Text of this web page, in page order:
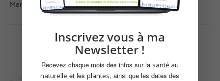
Marignane
Inscrivez vous à ma
Newsletter !
Recevez chaque mois des infos sur la santé au
naturelle et lesplantes, ainsi que les dates des